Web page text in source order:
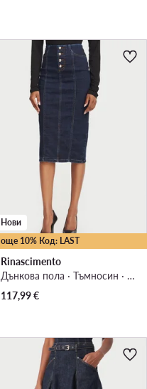
още 10% Код: LAST
Нови
Rinascimento
Дънкова пола · Тъмносин · Миди
117,99€